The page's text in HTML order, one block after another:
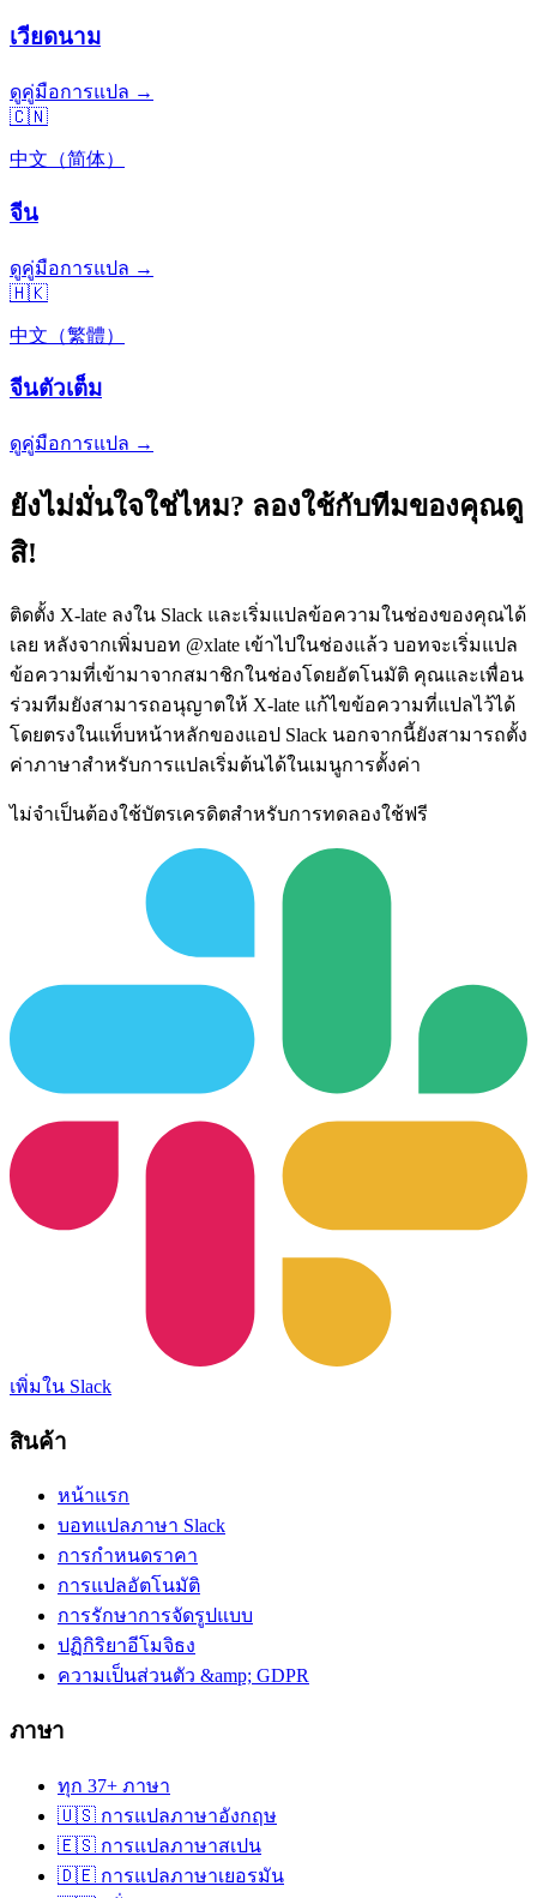
เวียดนาม
ดูคู่มือการแปล →
🇨🇳
中文（简体）
จีน
ดูคู่มือการแปล →
🇭🇰
中文（繁體）
จีนตัวเต็ม
ดูคู่มือการแปล →
ยังไม่มั่นใจใช่ไหม? ลองใช้กับทีมของคุณดู
สิ!
ติดตั้ง X-late ลงใน Slack และเริ่มแปลข้อความในช่องของคุณได้
เลย หลังจากเพิ่มบอท @xlate เข้าไปในช่องแล้ว บอทจะเริ่มแปล
ข้อความที่เข้ามาจากสมาชิกในช่องโดยอัตโนมัติ คุณและเพื่อน
ร่วมทีมยังสามารถอนุญาตให้ X-late แก้ไขข้อความที่แปลไว้ได้
โดยตรงในแท็บหน้าหลักของแอป Slack นอกจากนี้ยังสามารถตั้ง
ค่าภาษาสำหรับการแปลเริ่มต้นได้ในเมนูการตั้งค่า
ไม่จำเป็นต้องใช้บัตรเครดิตสำหรับการทดลองใช้ฟรี
เพิ่มใน Slack
สินค้า
หน้าแรก
บอทแปลภาษา Slack
การกำหนดราคา
การแปลอัตโนมัติ
การรักษาการจัดรูปแบบ
ปฏิกิริยาอีโมจิธง
ความเป็นส่วนตัว &amp; GDPR
ภาษา
ทุก 37+ ภาษา
🇺🇸 การแปลภาษาอังกฤษ
🇪🇸 การแปลภาษาสเปน
🇩🇪 การแปลภาษาเยอรมัน